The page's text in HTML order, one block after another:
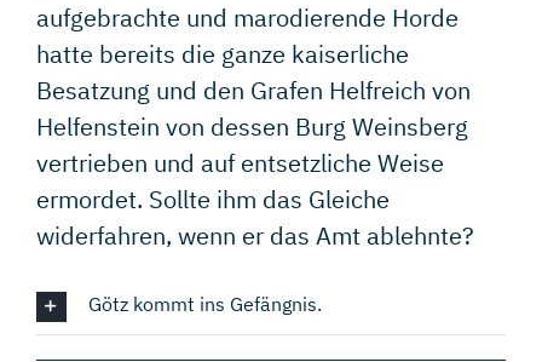
aufgebrachte und marodierende Horde
hatte bereits die ganze kaiserliche
Besatzung und den Grafen Helfreich von
Helfenstein von dessen Burg Weinsberg
vertrieben und auf entsetzliche Weise
ermordet. Sollte ihm das Gleiche
widerfahren, wenn er das Amt ablehnte?
Götz kommt ins Gefängnis.